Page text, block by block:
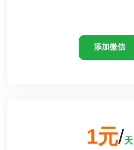
添加微信
1元/天